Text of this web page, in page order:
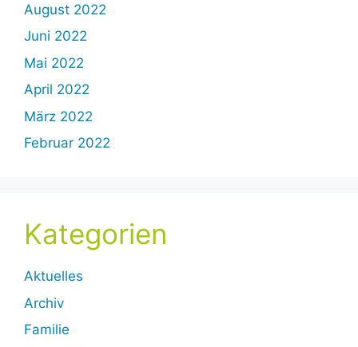
August 2022
Juni 2022
Mai 2022
April 2022
März 2022
Februar 2022
Kategorien
Aktuelles
Archiv
Familie